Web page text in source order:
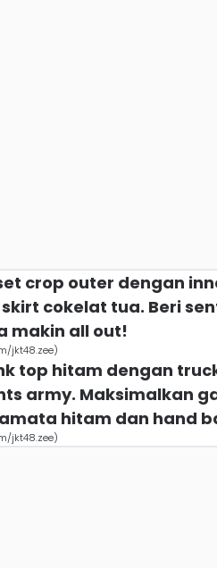
crop outer dengan
cokelat tua. Beri
makin all out!
jkt48.zee)
top hitam dengan
army. Maksimalkan
hitam dan hand
jkt48.zee)